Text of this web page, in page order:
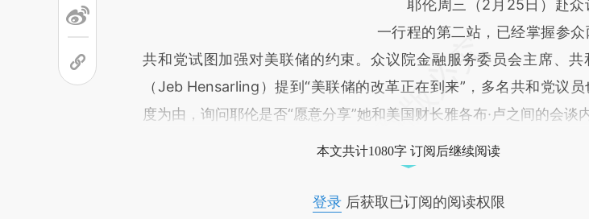
耶伦周三（2月25日）赴众
一行程的第二站，已经掌握参
共和党试图加强对美联储的约束。众议院金融服务委员会主席、共
（Jeb Hensarling）提到“美联储的改革正在到来”，多名共和党议
度为由，询问耶伦是否“愿意分享”她和美国财长雅各布·卢之间的会谈
本文共计1080字 订阅后继续阅读
登录后获取已订阅的阅读权限